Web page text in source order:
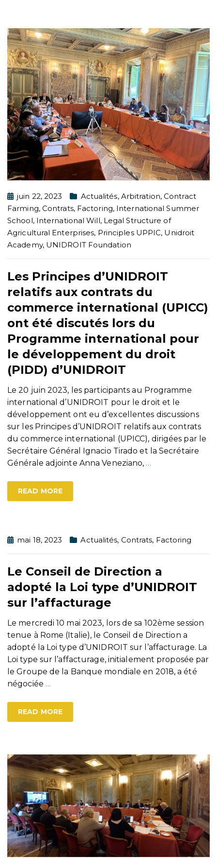
juin 22, 2023 Actualités, Arbitration,Contract
Farming, Contrats, Factoring, International Summer
School, International Will, Legal Structure of
Agricultural Enterprises, Principles UPPIC, Unidroit
Academy, UNIDROIT Foundation
Les Principes d’UNIDROIT
relatifs aux contrats du
commerce international (UPICC)
ont été discutés lors du
Programme international pour
le développement du droit
(PIDD) d’UNIDROIT
Le 20 juin 2023, les participants au Programme
international d’UNIDROIT pour le droit et le
développement ont eu d’excellentes discussions
sur les Principes d’UNIDROIT relatifs aux contrats
du commerce international (UPICC), dirigées par le
Secrétaire Général Ignacio Tirado et la Secrétaire
Générale adjointe Anna Veneziano, …
READ MORE
mai 18, 2023 Actualités, Contrats, Factoring
Le Conseil de Direction a
adopté la Loi type d’UNIDROIT
sur l’affacturage
Le mercredi 10 mai 2023, lors de sa 102ème session
tenue à Rome (Italie), le Conseil de Direction a
adopté la Loi type d’UNIDROIT sur l’affacturage. La
Loi type sur l’affacturage, initialement proposée par
le Groupe de la Banque mondiale en 2018, a été
négociée …
READ MORE